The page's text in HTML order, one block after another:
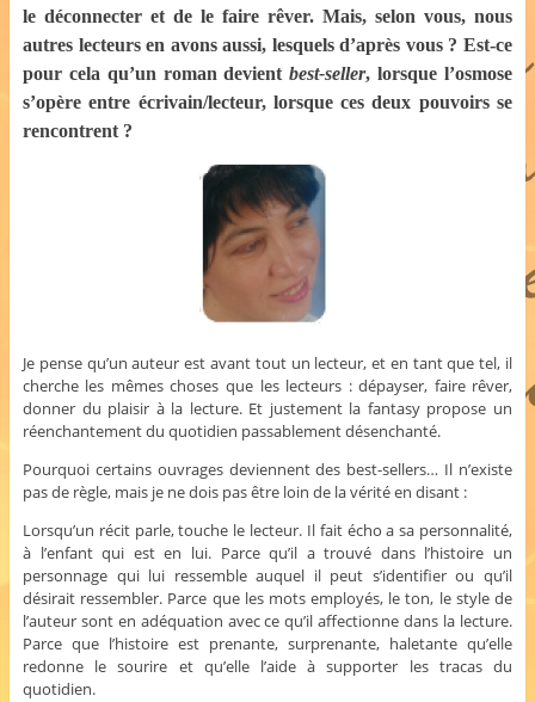
le déconnecter et de le faire rêver. Mais, selon vous, nous
autres lecteurs en avons aussi, lesquels d’après vous ? Est-ce
pour cela qu’un roman devientbest-seller, lorsque l’osmose
s’opère entre écrivain/lecteur, lorsque ces deux pouvoirs se
rencontrent ?
Je pense qu’un auteur est avant tout un lecteur, et en tant que tel, il
cherche les mêmes choses que les lecteurs : dépayser, faire rêver,
donner du plaisir à la lecture. Et justement la fantasy propose un
réenchantement du quotidien passablement désenchanté.
Pourquoi certains ouvrages deviennent des best-sellers… Il n’existe
pas de règle, mais je ne dois pas être loin de la vérité en disant :
Lorsqu’un récit parle, touche le lecteur. Il fait écho a sa personnalité,
à l’enfant qui est en lui. Parce qu’il a trouvé dans l’histoire un
personnage qui lui ressemble auquel il peut s’identifier ou qu’il
désirait ressembler. Parce que les mots employés, le ton, le style de
l’auteur sont en adéquation avec ce qu’il affectionne dans la lecture.
Parce que l’histoire est prenante, surprenante, haletante qu’elle
redonne le sourire et qu’elle l’aide à supporter les tracas du
quotidien.